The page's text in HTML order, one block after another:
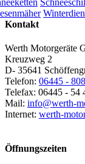
Kontakt
Werth Motorgeräte
Kreuzweg 2
D- 35641
Telefon: 06445 - 808
Telefax: 06445 - 54
Mail: info@werth-
Internet: werth-
Öffnungszeiten